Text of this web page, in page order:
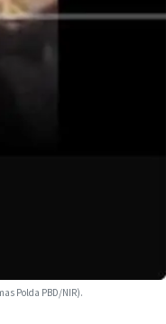
Polda PBD/NIR).